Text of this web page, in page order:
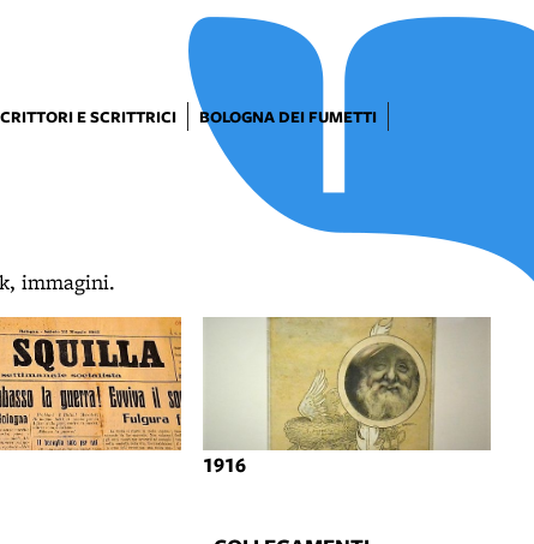
E SCRITTRICI
BOLOGNA DEI FUMETTI
immagini.
1916